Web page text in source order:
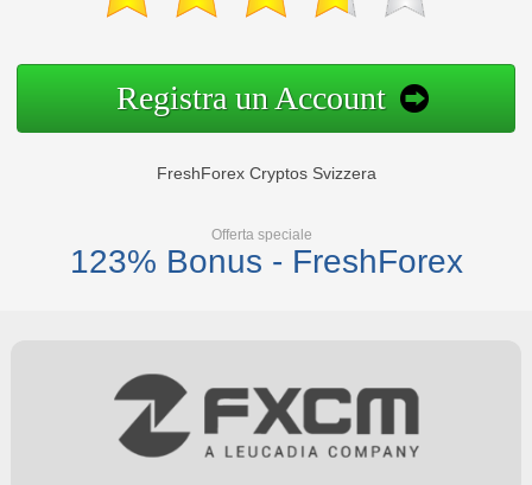
Registra un Account
FreshForex Cryptos Svizzera
Offerta speciale
123% Bonus - FreshForex